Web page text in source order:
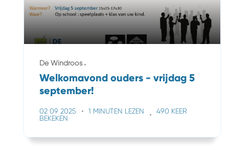
De Windroos
Welkomavond ouders - vrijdag 5
september!
02 09 2025 1 MINUTEN LEZEN
490 KEER
BEKEKEN